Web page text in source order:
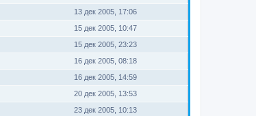
13 дек 2005, 17:06
15 дек 2005, 10:47
15 дек 2005, 23:23
16 дек 2005, 08:18
16 дек 2005, 14:59
20 дек 2005, 13:53
23 дек 2005, 10:13